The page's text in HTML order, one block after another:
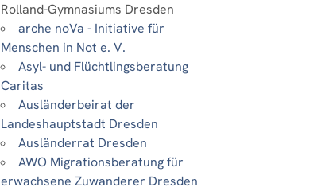
Rolland-Gymnasiums Dresden
arche noVa - Initiative für
Menschen in Not e. V.
Asyl- und Flüchtlingsberatung
Caritas
Ausländerbeirat der
Landeshauptstadt Dresden
Ausländerrat Dresden
AWO Migrationsberatung für
erwachsene Zuwanderer Dresden